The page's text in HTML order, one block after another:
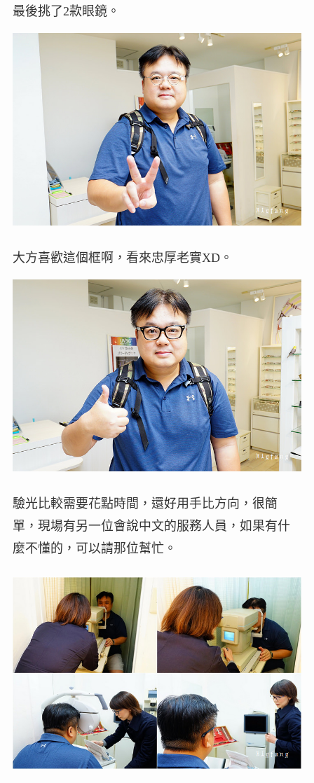
最後挑了2款眼鏡。
大方喜歡這個框啊，看來忠厚老實XD。
驗光比較需要花點時間，還好用手比方向，很簡
單，現場有另一位會說中文的服務人員，如果有什
麼不懂的，可以請那位幫忙。